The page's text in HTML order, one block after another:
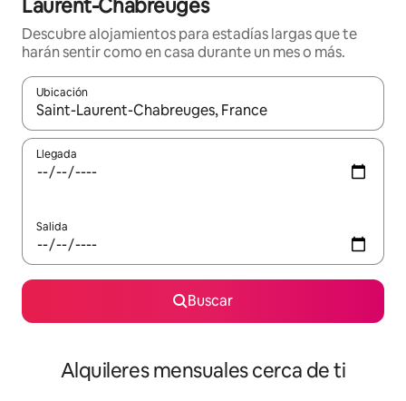
Laurent-Chabreuges
Descubre alojamientos para estadías largas que te
harán sentir como en casa durante un mes o más.
Ubicación
Cuando los resultados estén disponibles, navega con las
Llegada
Salida
Buscar
Alquileres mensuales cerca de ti